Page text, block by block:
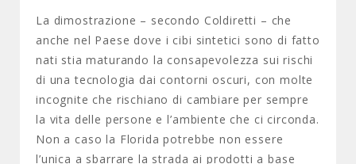
La dimostrazione – secondo Coldiretti – che
anche nel Paese dove i cibi sintetici sono di fatto
nati stia maturando la consapevolezza sui rischi
di una tecnologia dai contorni oscuri, con molte
incognite che rischiano di cambiare per sempre
la vita delle persone e l’ambiente che ci circonda.
Non a caso la Florida potrebbe non essere
l’unica a sbarrare la strada ai prodotti a base